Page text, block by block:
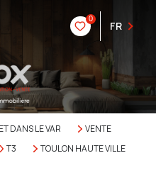
0
FR
DANS LE VAR
VENTE
T3 TOULON HAUTE VILLE